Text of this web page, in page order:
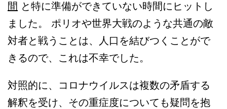
間 と特に準備ができていない時間にヒットし
ました。 ポリオや世界大戦のような共通の敵
対者と戦うことは、人口を結びつくことがで
きるので、これは不幸でした。
対照的に、コロナウイルスは複数の矛盾する
解釈を受け、その重症度についても疑問を抱